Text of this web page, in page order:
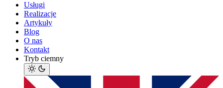
Usługi
Realizacje
Artykuły
Blog
O nas
Kontakt
Tryb ciemny